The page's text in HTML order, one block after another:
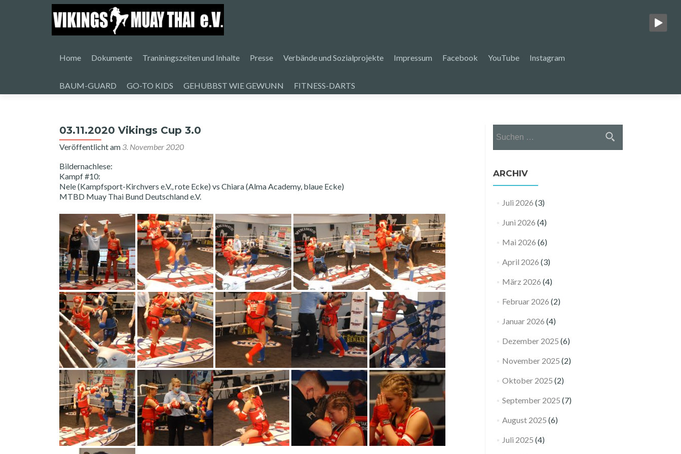
Inhalt
Home Dokumente Traniningszeiten und Inhalte Presse Verbände und Sozialprojekte Impressum Facebook YouTube Instagram
BAUM-GUARD GO-TO KIDS GEHUBBST WIE GEWUNN FITNESS-DARTS
03.11.2020 Vikings Cup 3.0
Veröffentlicht am 3. November 2020
Bildernachlese:
Kampf #10:
Nele (Kampfsport-Kirchvers e.V., rote Ecke) vs Chiara (Alma Academy, blaue Ecke)
MTBD Muay Thai Bund Deutschland e.V.
nach:
ARCHIV
Juli 2026 (3)
Juni 2026 (4)
Mai 2026 (6)
April 2026 (3)
März 2026 (4)
Februar 2026 (2)
Januar 2026 (4)
Dezember 2025 (6)
November 2025 (2)
Oktober 2025 (2)
September 2025 (7)
August 2025 (6)
Juli 2025 (4)